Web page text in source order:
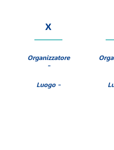
X
Organizzatore
-
Luogo -